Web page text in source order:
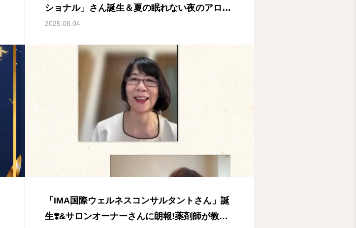
ショナル」さん誕生＆夏の眠れない夜のアロマ
ケアを動画でお届けします メディカルアロマ
2025.08.04
「IMA国際ウェルネスコンサルタントさん」誕
生❣️&サロンオーナーさんに朗報!薬剤師が教え